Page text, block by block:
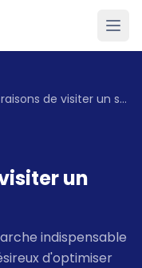
5 bonnes raisons de visiter un salon CSE
un
indispensable
d'optimiser